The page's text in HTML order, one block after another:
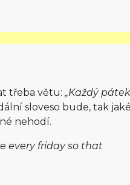
třeba větu: „Každý pátek
sloveso bude, tak jaké
nehodí.
every friday so that